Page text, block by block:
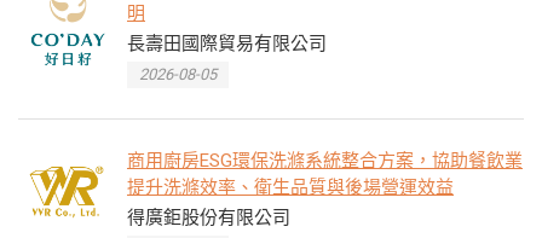
明
長壽田國際貿易有限公司
2026-08-05
商用廚房ESG環保洗滌系統整合方案，協助餐飲業
提升洗滌效率、衛生品質與後場營運效益
得廣鉅股份有限公司